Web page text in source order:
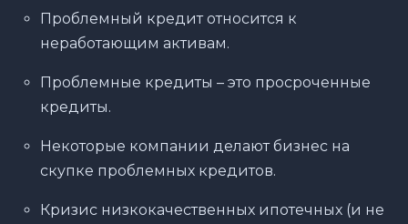
Проблемный кредит относится к
неработающим активам.
Проблемные кредиты – это просроченные
кредиты.
Некоторые компании делают бизнес на
скупке проблемных кредитов.
Кризис низкокачественных ипотечных (и не